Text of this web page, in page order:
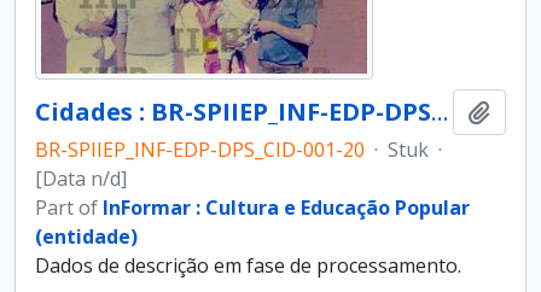
Cidades : BR-SPIIEP_INF-EDP-DPS_CID-001-20 [diapositivo]
BR-SPIIEP_INF-EDP-DPS_CID-001-20 · Stuk ·
[Data n/d]
Part of InFormar : Cultura e Educação Popular
(entidade)
Dados de descrição em fase de processamento.